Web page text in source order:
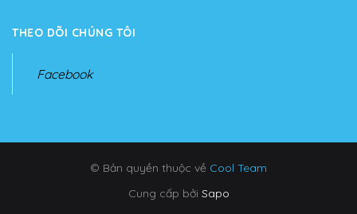
THEO DÕI CHÚNG TÔI
Facebook
© Bản quyền thuộc về Cool Team
Cung cấp bởi Sapo